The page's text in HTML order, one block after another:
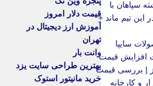
سپاهان با
این تیم ماند +
سایپا
افزایش قیمت
| بررسی قیمت
و کارخانه
قیمت دلار امروز
آموزش ارز دیجیتال در
تهران
وانت بار
بهترین طراحی سایت یزد
خرید مانیتور استوک